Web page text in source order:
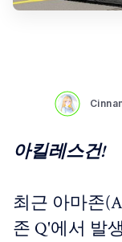
아킬레스건!
최근 아마존
존 Q'에서 발